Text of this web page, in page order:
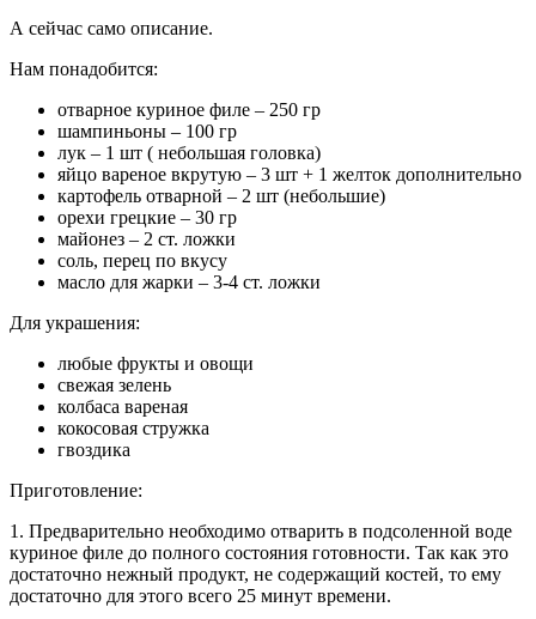
А сейчас само описание.
Нам понадобится:
отварное куриное филе – 250 гр
шампиньоны – 100 гр
лук – 1 шт ( небольшая головка)
яйцо вареное вкрутую – 3 шт + 1 желток дополнительно
картофель отварной – 2 шт (небольшие)
орехи грецкие – 30 гр
майонез – 2 ст. ложки
соль, перец по вкусу
масло для жарки – 3-4 ст. ложки
Для украшения:
любые фрукты и овощи
свежая зелень
колбаса вареная
кокосовая стружка
гвоздика
Приготовление:
1. Предварительно необходимо отварить в подсоленной воде
куриное филе до полного состояния готовности. Так как это
достаточно нежный продукт, не содержащий костей, то ему
достаточно для этого всего 25 минут времени.